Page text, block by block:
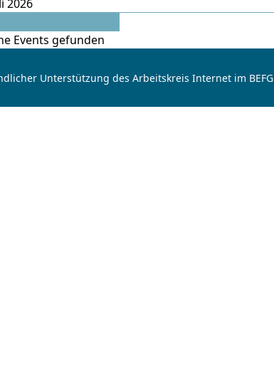
2026
Events gefunden
Unterstützung des Arbeitskreis Internet im BEFG